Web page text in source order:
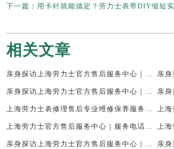
下一篇： 用卡针就能搞定？劳力士表带DIY缩短
相关文章